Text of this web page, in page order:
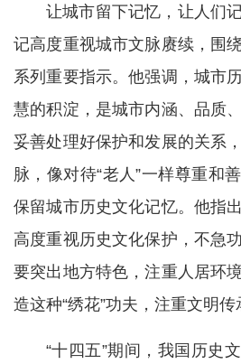
让城市留下记忆，让人们
记高度重视城市文脉赓续，围
系列重要指示。他强调，城市
慧的积淀，是城市内涵、品质
妥善处理好保护和发展的关系
脉，像对待“老人”一样尊重和
保留城市历史文化记忆。他指
高度重视历史文化保护，不急
要突出地方特色，注重人居环
造这种“绣花”功夫，注重文明传
“十四五”期间，我国历史